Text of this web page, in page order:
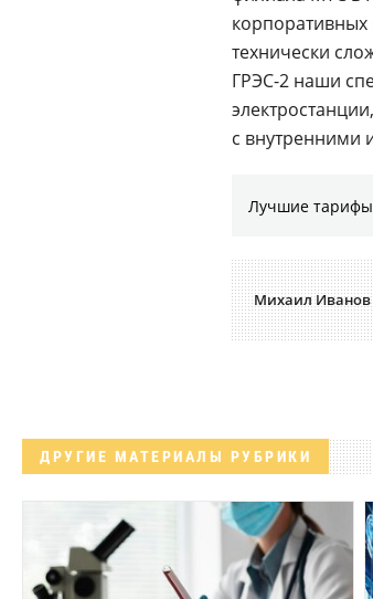
корпоративных
технически
ГРЭС-2 наши
с внутренними
Лучшие тарифы
Михаил Иванов
ДРУГИЕ МАТЕРИАЛЫ РУБРИКИ